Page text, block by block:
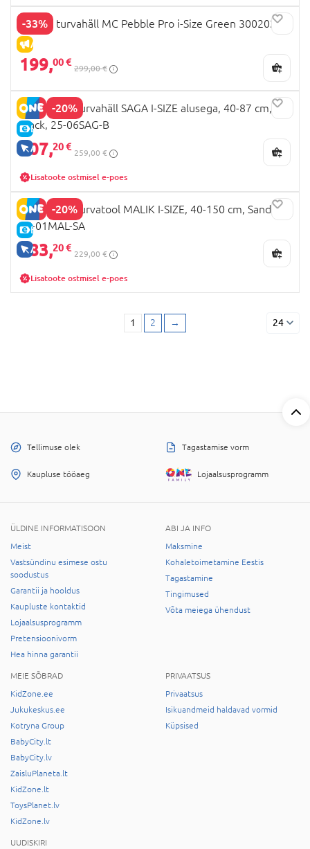
-33%
ALLAHINDLUS
JOOLZ turvahäll MC Pebble Pro i-Size Green 300202
199,00 €
299,00 €
-20%
E-HIND
AINULT VEEBIS
ENGLEDAL turvahäll SAGA I-SIZE alusega, 40-87 cm,
Black, 25-06SAG-B
207,20 €
259,00 €
Lisatoote ostmisel e-poes
-20%
E-HIND
AINULT VEEBIS
ENGLEDAL turvatool MALIK I-SIZE, 40-150 cm, Sand,
25-01MAL-SA
183,20 €
229,00 €
Lisatoote ostmisel e-poes
1 2 → 24
Tellimuse olek Tagastamise vorm
Kaupluse tööaeg Lojaalsusprogramm
ÜLDINE INFORMATISOON
Meist
Vastsündinu esimese ostu
soodustus
Garantii ja hooldus
Kaupluste kontaktid
Lojaalsusprogramm
Pretensioonivorm
Hea hinna garantii
ABI JA INFO
Maksmine
Kohaletoimetamine Eestis
Tagastamine
Tingimused
Võta meiega ühendust
MEIE SÕBRAD
KidZone.ee
Jukukeskus.ee
Kotryna Group
BabyCity.lt
BabyCity.lv
ZaisluPlaneta.lt
KidZone.lt
ToysPlanet.lv
KidZone.lv
PRIVAATSUS
Privaatsus
Isikuandmeid haldavad vormid
Küpsised
UUDISKIRI